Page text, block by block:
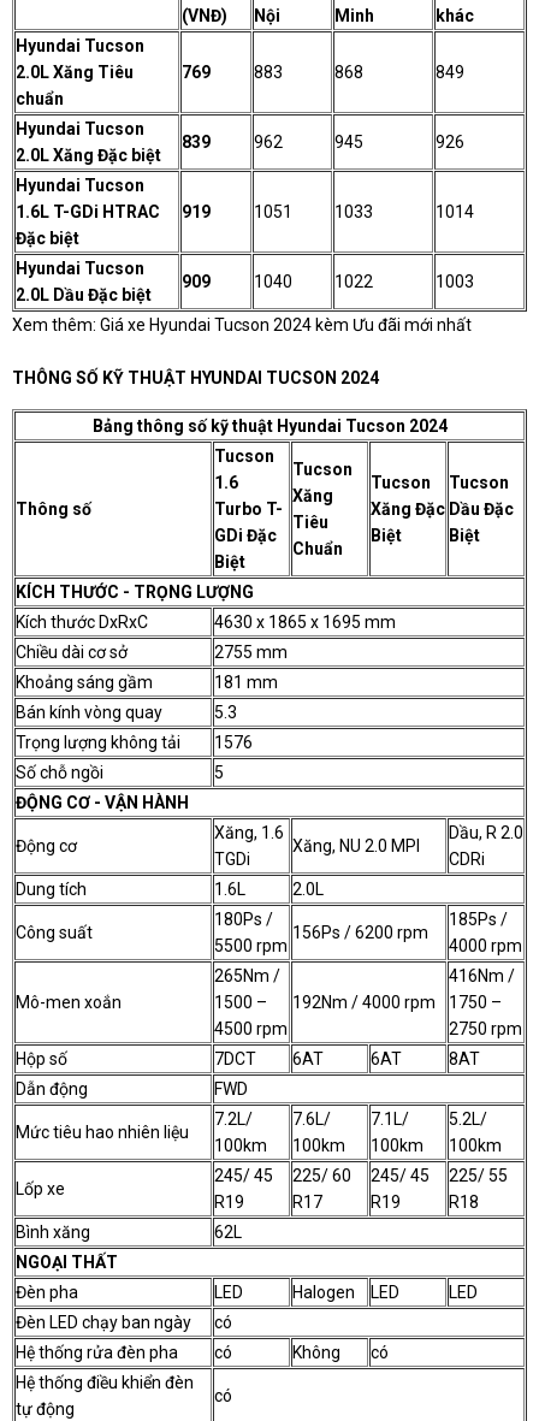
(VNĐ)
Nội
Minh
khác
Hyundai Tucson
2.0L Xăng Tiêu
chuẩn
769 883 868 849
Hyundai Tucson
2.0L Xăng Đặc biệt
839 962 945 926
Hyundai Tucson
1.6L T-GDi HTRAC
Đặc biệt
919 1051 1033 1014
Hyundai Tucson
2.0L Dầu Đặc biệt
909 1040 1022 1003
Xem thêm: Giá xe Hyundai Tucson 2024 kèm Ưu đãi mới nhất
THÔNG SỐ KỸ THUẬT HYUNDAI TUCSON 2024
Bảng thông số kỹ thuật Hyundai Tucson 2024
Thông số
Tucson
1.6
Turbo T-
GDi Đặc
Biệt
Tucson
Xăng
Tiêu
Chuẩn
Tucson
Xăng Đặc
Biệt
Tucson
Dầu Đặc
Biệt
KÍCH THƯỚC - TRỌNG LƯỢNG
Kích thước DxRxC
4630 x 1865 x 1695 mm
Chiều dài cơ sở
2755 mm
Khoảng sáng gầm
181 mm
Bán kính vòng quay
5.3
Trọng lượng không tải
1576
Số chỗ ngồi
5
ĐỘNG CƠ - VẬN HÀNH
Động cơ
Xăng, 1.6
TGDi
Xăng, NU 2.0 MPI
Dầu, R 2.0
CDRi
Dung tích
1.6L 2.0L
Công suất
180Ps /
5500 rpm
156Ps / 6200 rpm
185Ps /
4000 rpm
Mô-men xoắn
265Nm /
1500 –
4500 rpm
192Nm / 4000 rpm
416Nm /
1750 –
2750 rpm
Hộp số
7DCT 6AT 6AT
8AT
Dẫn động
FWD
Mức tiêu hao nhiên liệu
7.2L/
100km
7.6L/
100km
7.1L/
100km
5.2L/
100km
Lốp xe
245/ 45
R19
225/ 60
R17
245/ 45
R19
225/ 55
R18
Bình xăng
62L
NGOẠI THẤT
Đèn pha
LED Halogen LED
LED
Đèn LED chạy ban ngày
có
Hệ thống rửa đèn pha
có Không
có
Hệ thống điều khiển đèn
tự động
có